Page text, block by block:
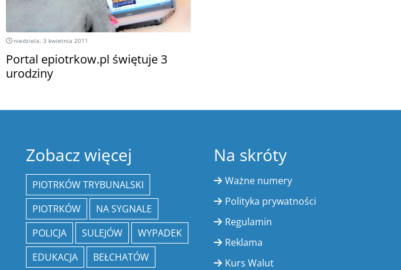
niedziela, 3 kwietnia 2011
Portal epiotrkow.pl świętuje 3
urodziny
Zobacz więcej
PIOTRKÓW TRYBUNALSKI
PIOTRKÓW
NA SYGNALE
POLICJA
SULEJÓW
WYPADEK
EDUKACJA
BEŁCHATÓW
Na skróty
Ważne numery
Polityka prywatności
Regulamin
Reklama
Kurs Walut